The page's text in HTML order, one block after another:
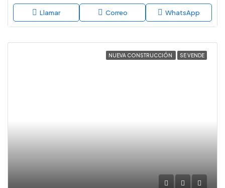
Llamar Correo WhatsApp
NUEVA CONSTRUCCIÓN SE VENDE